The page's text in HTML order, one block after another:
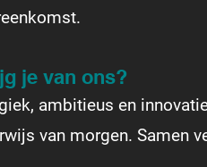
je van ons?
ambitieus en
van morgen. Samen